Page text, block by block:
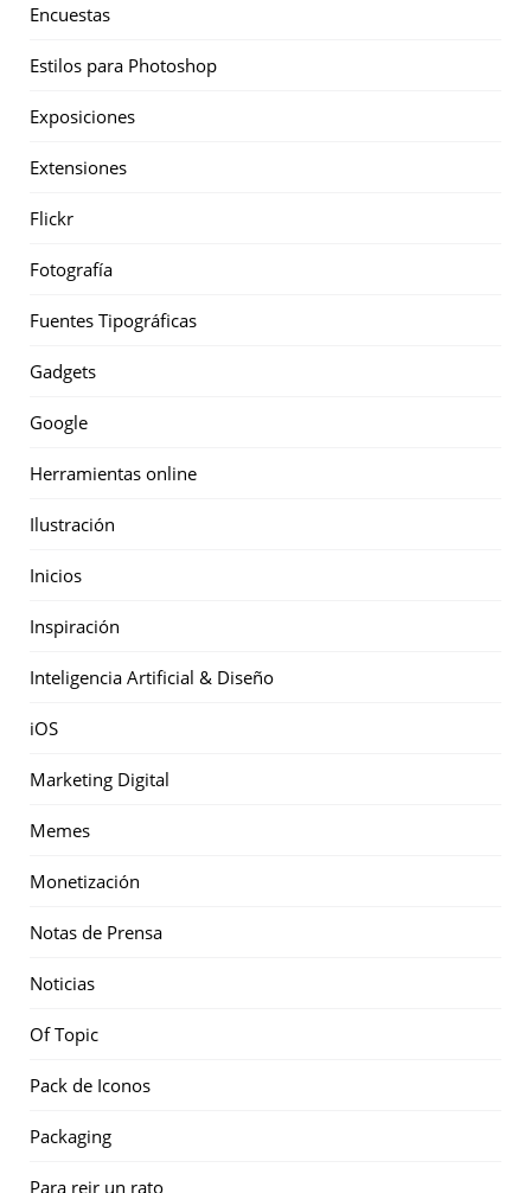
Encuestas
Estilos para Photoshop
Exposiciones
Extensiones
Flickr
Fotografía
Fuentes Tipográficas
Gadgets
Google
Herramientas online
Ilustración
Inicios
Inspiración
Inteligencia Artificial & Diseño
iOS
Marketing Digital
Memes
Monetización
Notas de Prensa
Noticias
Of Topic
Pack de Iconos
Packaging
Para reir un rato